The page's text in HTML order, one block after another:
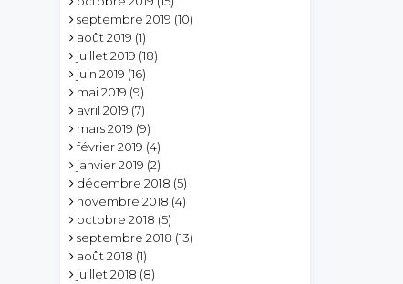
septembre 2019 (10)
août 2019 (1)
juillet 2019 (18)
juin 2019 (16)
mai 2019 (9)
avril 2019 (7)
mars 2019 (9)
février 2019 (4)
janvier 2019 (2)
décembre 2018 (5)
novembre 2018 (4)
octobre 2018 (5)
septembre 2018 (13)
août 2018 (1)
juillet 2018 (8)